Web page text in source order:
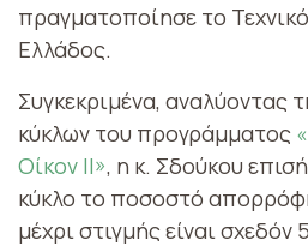
πραγματοποίησε το
Ελλάδος.
Συγκεκριμένα, αναλύοντας
κύκλων του προγράμματος
Οίκον II», η κ. Σδούκου
κύκλο το ποσοστό
μέχρι στιγμής είναι σχεδόν